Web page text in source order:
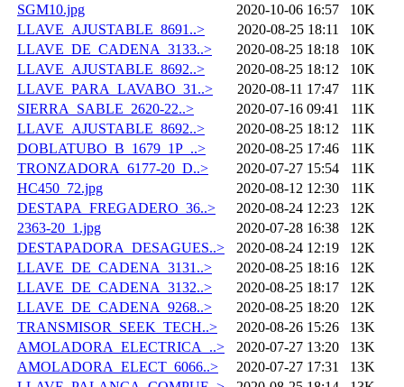
SGM10.jpg
2020-10-06 16:57
10K
LLAVE_AJUSTABLE_8691..>
2020-08-25 18:11
10K
LLAVE_DE_CADENA_3133..>
2020-08-25 18:18
10K
LLAVE_AJUSTABLE_8692..>
2020-08-25 18:12
10K
LLAVE_PARA_LAVABO_31..>
2020-08-11 17:47
11K
SIERRA_SABLE_2620-22..>
2020-07-16 09:41
11K
LLAVE_AJUSTABLE_8692..>
2020-08-25 18:12
11K
DOBLATUBO_B_1679_1P_..>
2020-08-25 17:46
11K
TRONZADORA_6177-20_D..>
2020-07-27 15:54
11K
HC450_72.jpg
2020-08-12 12:30
11K
DESTAPA_FREGADERO_36..>
2020-08-24 12:23
12K
2363-20_1.jpg
2020-07-28 16:38
12K
DESTAPADORA_DESAGUES..>
2020-08-24 12:19
12K
LLAVE_DE_CADENA_3131..>
2020-08-25 18:16
12K
LLAVE_DE_CADENA_3132..>
2020-08-25 18:17
12K
LLAVE_DE_CADENA_9268..>
2020-08-25 18:20
12K
TRANSMISOR_SEEK_TECH..>
2020-08-26 15:26
13K
AMOLADORA_ELECTRICA_..>
2020-07-27 13:20
13K
AMOLADORA_ELECT_6066..>
2020-07-27 17:31
13K